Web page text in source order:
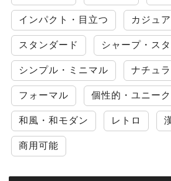
インパクト・目立つ カジュ
スタンダード シャープ・ス
シンプル・ミニマル ナチュ
フォーマル 個性的・ユニーク
和風・和モダン レトロ
商用可能